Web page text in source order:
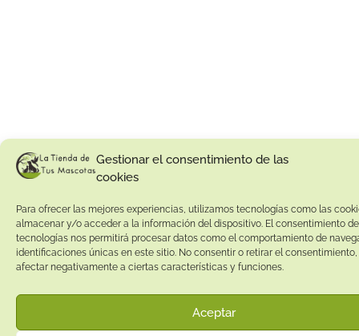
Gestionar el consentimiento de las
cookies
Para ofrecer las mejores experiencias, utilizamos tecnologías como las
almacenar y/o acceder a la información del dispositivo. El consentimiento
tecnologías nos permitirá procesar datos como el comportamiento de
identificaciones únicas en este sitio. No consentir o retirar el
afectar negativamente a ciertas características y funciones.
Aceptar